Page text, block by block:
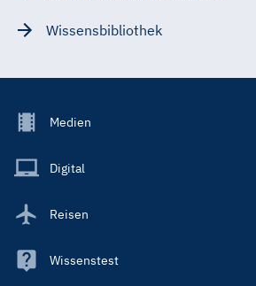
Wissensbibliothek
Footer
Main
Medien
Digital
Reisen
Wissenstest